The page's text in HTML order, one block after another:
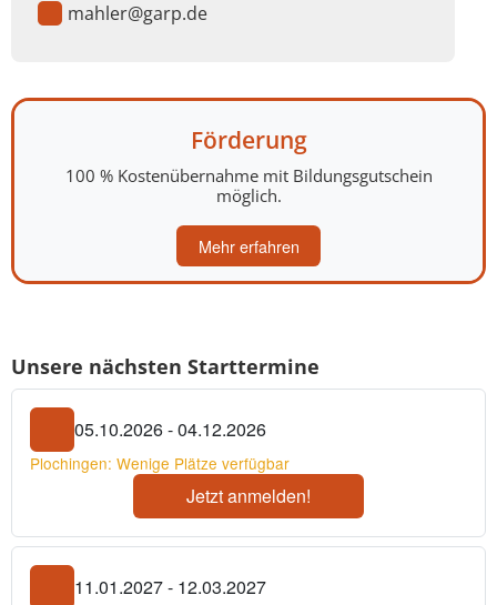
mahler@garp.de
Förderung
100 % Kostenübernahme mit Bildungsgutschein
möglich.
Mehr erfahren
Unsere nächsten Starttermine
05.10.2026 - 04.12.2026
Plochingen: Wenige Plätze verfügbar
Jetzt anmelden!
11.01.2027 - 12.03.2027